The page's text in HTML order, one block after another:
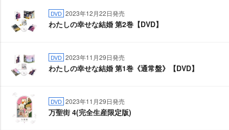
DVD 2023年12月22日発売
わたしの幸せな結婚 第2巻【DVD】
DVD 2023年11月29日発売
わたしの幸せな結婚 第1巻《通常盤》【DVD】
DVD 2023年11月29日発売
万聖街 4(完全生産限定版)